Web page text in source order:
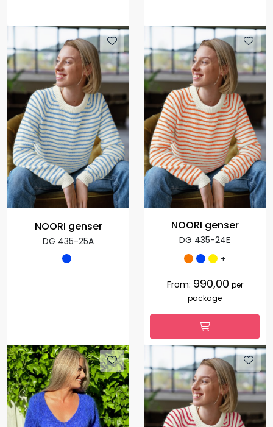
NOORI genser
DG 435-25A
NOORI genser
DG 435-24E
+
From: 990,00 per
package